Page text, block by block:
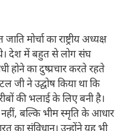
मोर्चा का राष्ट्रीय अध्यक्ष
देश में बहुत से लोग संघ
होने का दुष्प्रचार करते रहते
जी ने उद्घोष किया था कि
की भलाई के लिए बनी है।
बल्कि भीम स्मृति के आधार